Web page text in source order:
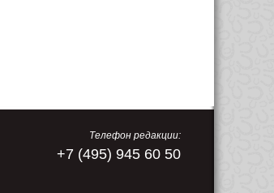
Телефон редакции:
+7 (495) 945 60 50